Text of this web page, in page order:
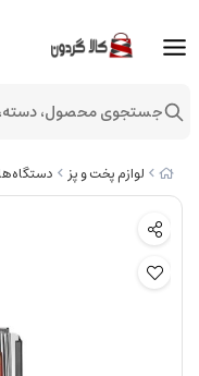
لوازم پخت و پز
جستجوی محصول، دسته،